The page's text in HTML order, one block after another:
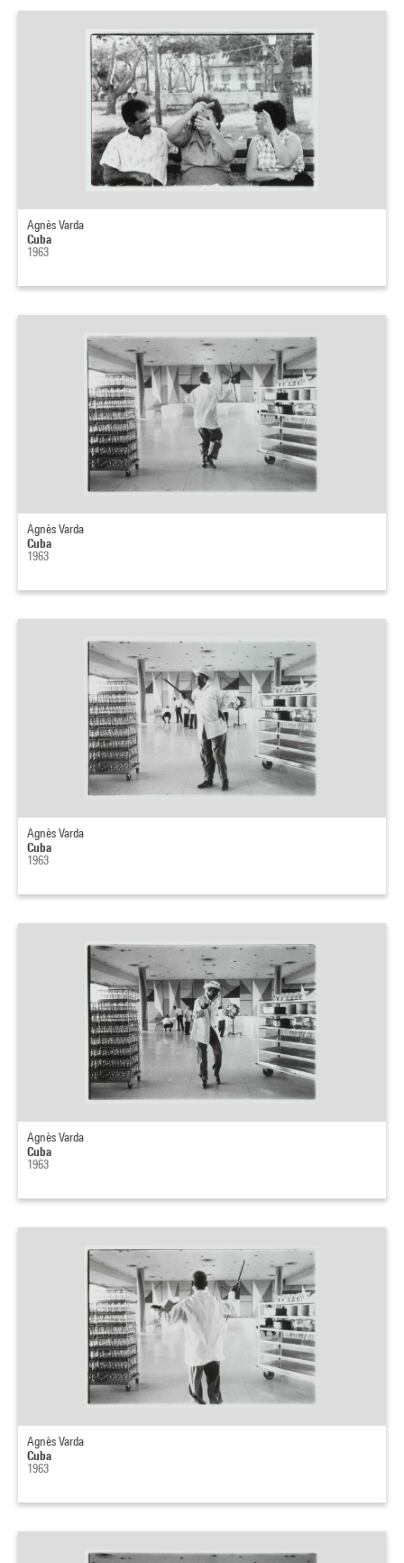
Agnès Varda
Cuba
1963
Agnès Varda
Cuba
1963
Agnès Varda
Cuba
1963
Agnès Varda
Cuba
1963
Agnès Varda
Cuba
1963